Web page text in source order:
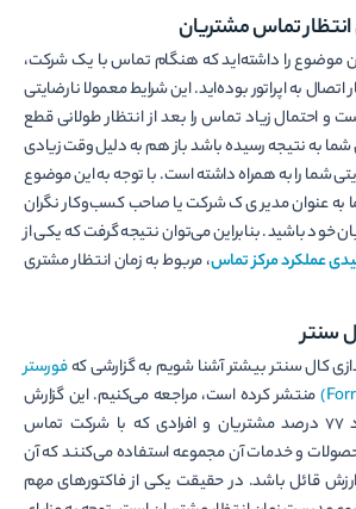
تماس مشتریان
موضوع را داشته‌اید که هنگام تماس با یک شرکت،
به اپراتور بوده‌اید. این شرایط معمولا نارضایتی
و احتمال زیاد تماس را بعد از انتظار طولانی قطع
شما به نتیجه رسیده باشد باز هم به دلیل وقت زیادی
شما را به همراه داشته است. با توجه به این موضوع
به عنوان مدیر ی ک شرکت یا صاحب کسب‌و‌کار نگران
خود باشید. بنابراین می‌توان نتیجه گرفت که یکی از
عملکرد مرکز تماس، مربوط به زمان انتظار مشتری
سنتر
کال سنتر بیشتر آشنا شویم به گزارشی کهفورستر
منتشر کرده است، مراجعه می‌کنیم. این گزارش
نشان می‌دهد که حدود 77 درصد مشتریان و افرادی که با شرکت تماس
و خدمات آن مجموعه استفاده می‌کنند که آن
قائل باشد. در حقیقت یکی از فاکتورهای مهم